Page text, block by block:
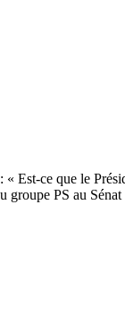
groupe PS au